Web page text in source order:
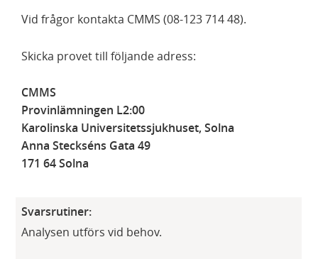
Vid frågor kontakta CMMS (08-123 714 48).
Skicka provet till följande adress:
CMMS
Provinlämningen L2:00
Karolinska Universitetssjukhuset, Solna
Anna Steckséns Gata 49
171 64 Solna
Svarsrutiner:
Analysen utförs vid behov.